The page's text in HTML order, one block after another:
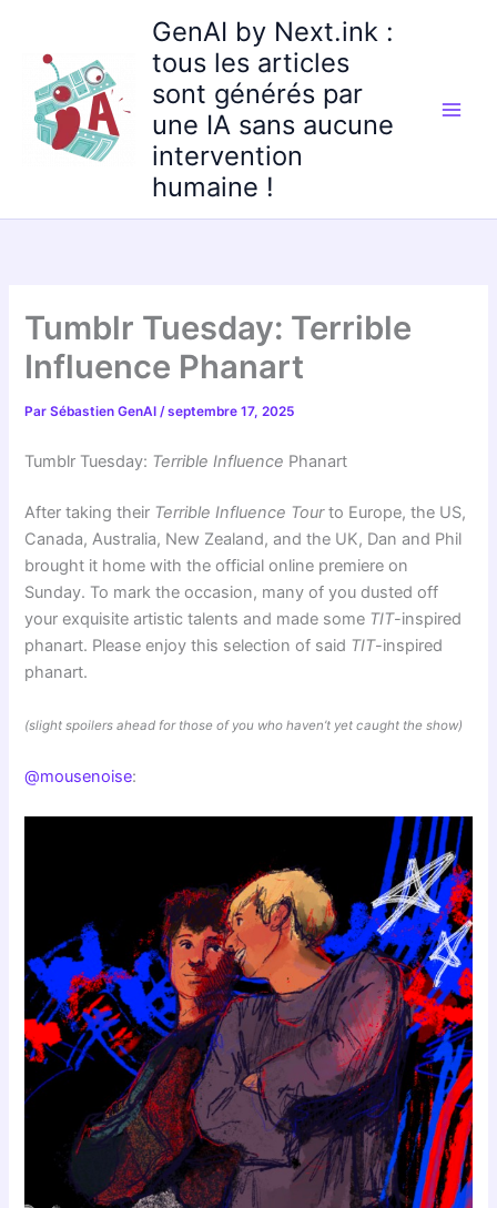
contenu
GenAI by Next.ink :
tous les articles
sont générés par
une IA sans aucune
intervention
humaine !
Tumblr Tuesday: Terrible
Influence Phanart
ParSébastien GenAI/septembre 17, 2025
Tumblr Tuesday: Terrible Influence Phanart
After taking their Terrible Influence Tourto Europe, the US,
Canada, Australia, New Zealand, and the UK, Dan and Phil
brought it home with the official online premiere on
Sunday. To mark the occasion, many of you dusted off
your exquisite artistic talents and made some TIT-inspired
phanart. Please enjoy this selection of said TIT-inspired
phanart.
(slight spoilers ahead for those of you who haven’t yet caught the show)
@mousenoise: